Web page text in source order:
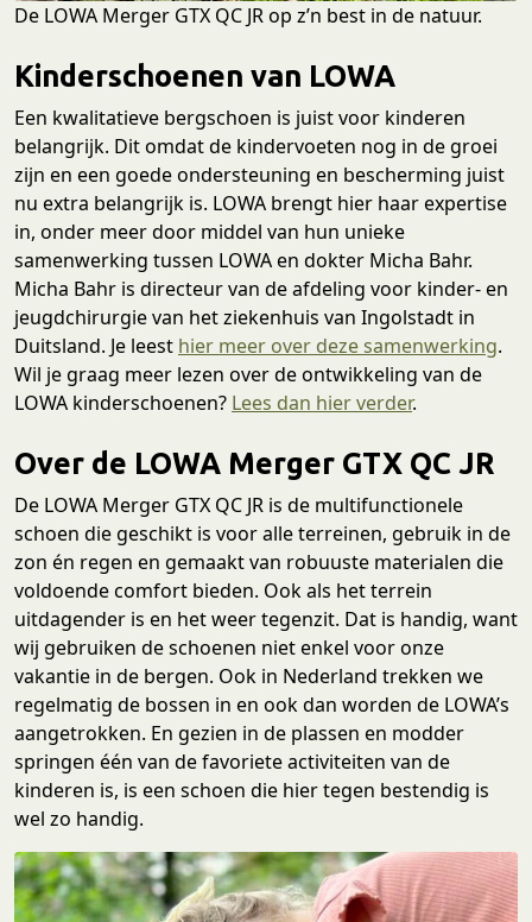
De LOWA Merger GTX QC JR op z’n best in de natuur.
Kinderschoenen van LOWA
Een kwalitatieve bergschoen is juist voor kinderen
belangrijk. Dit omdat de kindervoeten nog in de groei
zijn en een goede ondersteuning en bescherming juist
nu extra belangrijk is. LOWA brengt hier haar expertise
in, onder meer door middel van hun unieke
samenwerking tussen LOWA en dokter Micha Bahr.
Micha Bahr is directeur van de afdeling voor kinder- en
jeugd­chi­rurgie van het ziekenhuis van Ingolstadt in
Duitsland. Je leest hier meer over deze samenwerking.
Wil je graag meer lezen over de ontwikkeling van de
LOWA kinderschoenen? Lees dan hier verder.
Over de LOWA Merger GTX QC JR
De LOWA Merger GTX QC JR is de multifunctionele
schoen die geschikt is voor alle terreinen, gebruik in de
zon én regen en gemaakt van robuuste materialen die
voldoende comfort bieden. Ook als het terrein
uitdagender is en het weer tegenzit. Dat is handig, want
wij gebruiken de schoenen niet enkel voor onze
vakantie in de bergen. Ook in Nederland trekken we
regelmatig de bossen in en ook dan worden de LOWA’s
aangetrokken. En gezien in de plassen en modder
springen één van de favoriete activiteiten van de
kinderen is, is een schoen die hier tegen bestendig is
wel zo handig.